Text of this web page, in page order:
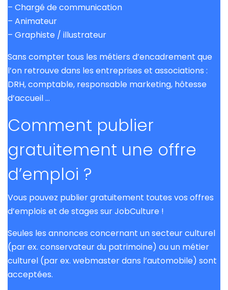
– Chargé de communication
– Animateur
– Graphiste / illustrateur
Sans compter tous les métiers d’encadrement que
l’on retrouve dans les entreprises et associations :
DRH, comptable, responsable marketing, hôtesse
d’accueil …
Comment publier
gratuitement une offre
d’emploi ?
Vous pouvez publier gratuitement toutes vos offres
d’emplois et de stages sur JobCulture !
Seules les annonces concernant un secteur culturel
(par ex. conservateur du patrimoine) ou un métier
culturel (par ex. webmaster dans l’automobile) sont
acceptées.